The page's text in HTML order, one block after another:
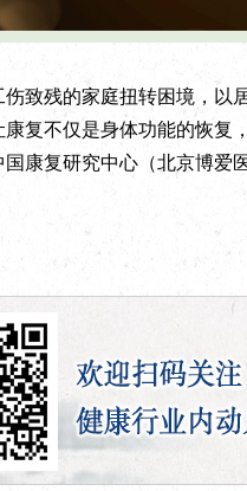
残的家庭扭转困境，以
康复不仅是身体功能的恢复
康复研究中心（北京博爱